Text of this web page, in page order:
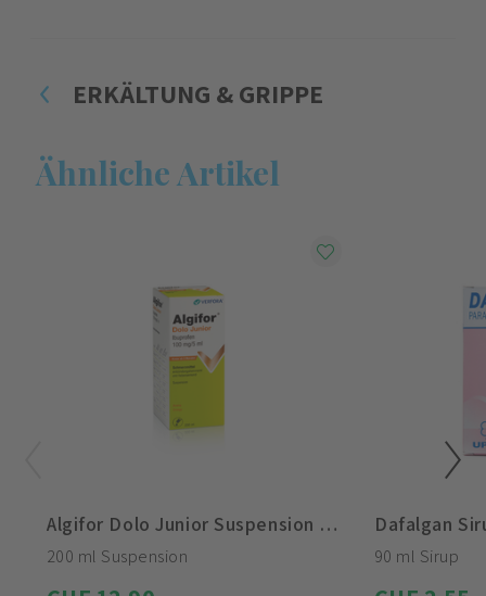
ERKÄLTUNG & GRIPPE
Ähnliche Artikel
Algifor Dolo Junior Suspension 100mg/ 5ml
200 ml Suspension
Dafalgan
90 ml Sirup